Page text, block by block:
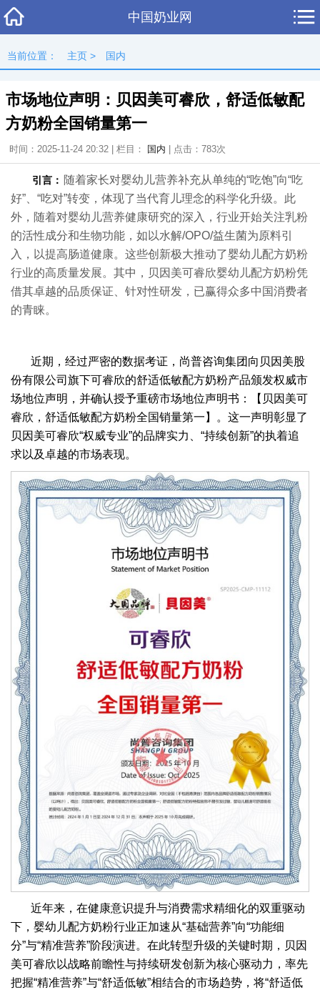
中国奶业网
当前位置： 主页 > 国内
市场地位声明：贝因美可睿欣，舒适低敏配
方奶粉全国销量第一
时间：2025-11-24 20:32 | 栏目： 国内 | 点击： 783次
引言： 随着家长对婴幼儿营养补充从单纯的“吃饱”向“吃
好”、“吃对”转变，体现了当代育儿理念的科学化升级。此
外，随着对婴幼儿营养健康研究的深入，行业开始关注乳粉
的活性成分和生物功能，如以水解/OPO/益生菌为原料引
入，以提高肠道健康。这些创新极大推动了婴幼儿配方奶粉
行业的高质量发展。其中，贝因美可睿欣婴幼儿配方奶粉凭
借其卓越的品质保证、针对性研发，已赢得众多中国消费者
的青睐。
近期，经过严密的数据考证，尚普咨询集团向贝因美股
份有限公司旗下可睿欣的舒适低敏配方奶粉产品颁发权威市
场地位声明，并确认授予重磅市场地位声明书：【贝因美可
睿欣，舒适低敏配方奶粉全国销量第一】。这一声明彰显了
贝因美可睿欣“权威专业”的品牌实力、“持续创新”的执着追
求以及卓越的市场表现。
近年来，在健康意识提升与消费需求精细化的双重驱动
下，婴幼儿配方奶粉行业正加速从“基础营养”向“功能细
分”与“精准营养”阶段演进。在此转型升级的关键时期，贝因
美可睿欣以战略前瞻性与持续研发创新为核心驱动力，率先
把握“精准营养”与“舒适低敏”相结合的市场趋势，将“舒适低